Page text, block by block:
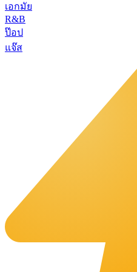
เอกมัย
R&B
ป๊อป
แจ๊ส